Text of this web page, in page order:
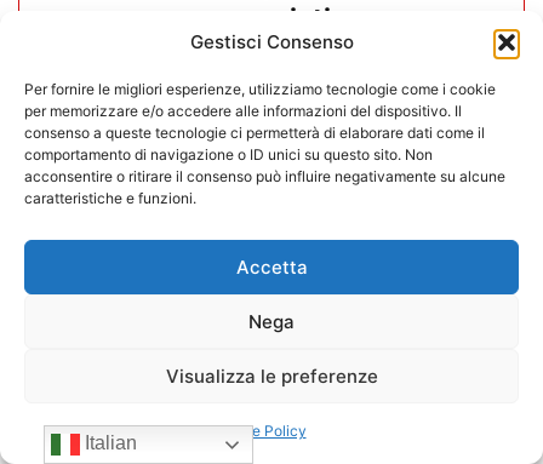
Gestisci Consenso
Per fornire le migliori esperienze, utilizziamo tecnologie come i cookie
per memorizzare e/o accedere alle informazioni del dispositivo. Il
consenso a queste tecnologie ci permetterà di elaborare dati come il
comportamento di navigazione o ID unici su questo sito. Non
acconsentire o ritirare il consenso può influire negativamente su alcune
caratteristiche e funzioni.
Accetta
Nega
Visualizza le preferenze
Cookie Policy
associati
Italian